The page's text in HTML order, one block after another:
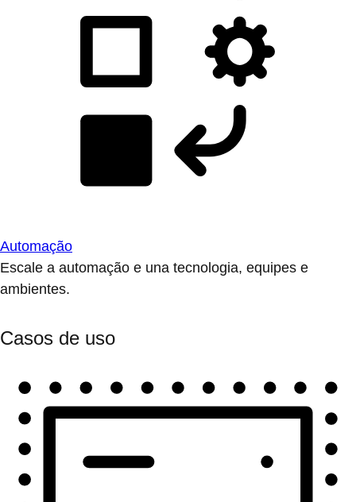
Automação
Escale a automação e una tecnologia, equipes e
ambientes.
Casos de uso